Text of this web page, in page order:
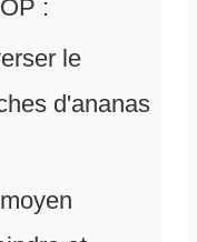
:
le
d'ananas